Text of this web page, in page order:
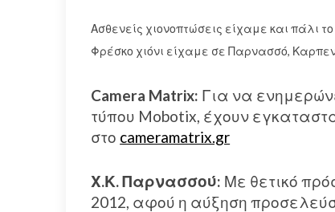
Ασθενείς χιονοπτώσεις είχαμε και πάλι
Φρέσκο χιόνι είχαμε σε Παρνασσό,
Camera Matrix: Για να
τύπου Mobotix, έχουν
στο cameramatrix.gr
Χ.Κ. Παρνασσού: Με θετικό
2012, αφού η αύξηση